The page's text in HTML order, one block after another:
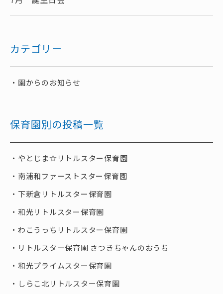
カテゴリー
園からのお知らせ
保育園別の投稿一覧
やとじま☆リトルスター保育園
南浦和ファーストスター保育園
下新倉リトルスター保育園
和光リトルスター保育園
わこうっちリトルスター保育園
リトルスター保育園 さつきちゃんのおうち
和光プライムスター保育園
しらこ北リトルスター保育園